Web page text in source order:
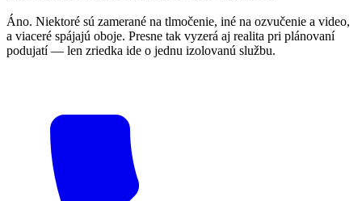
Áno. Niektoré sú zamerané na tlmočenie, iné na ozvučenie a video,
a viaceré spájajú oboje. Presne tak vyzerá aj realita pri plánovaní
podujatí — len zriedka ide o jednu izolovanú službu.